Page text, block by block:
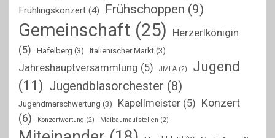
Frühlingskonzert (4) Frühschoppen (9)
Gemeinschaft (25)
Herzerlkönigin
(5)
Häfelberg (3) Italienischer Markt (3)
Jahreshauptversammlung (5) JMLA (2)
Jugend
(11) Jugendblasorchester (8)
Jugendmarschwertung (3) Kapellmeister (5) Konzert
(6)
Konzertwertung (2) Maibaumaufstellen (2)